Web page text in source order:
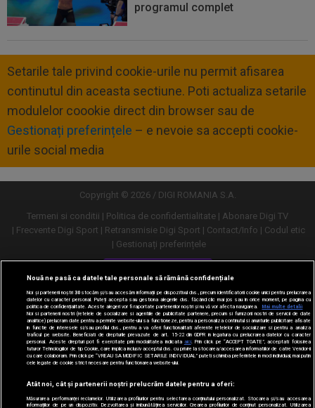
programul complet
Setarile tale privind cookie-urile nu permit afisarea
continutul din aceasta sectiune. Poti actualiza setarile
modulelor coookie direct din browser sau de
Gestionați preferințele – e nevoie sa accepti cookie-
urile social media
Copyright © 2026 / DIGI ROMANIA S.A.
Termeni si conditii
Politica de confidentialitate
Abonare Digi TV
Frecvente Digi Sport
Retransmisie Digi Sport Contact/Info
Codul etic
Gestionați preferințele
Versiune desktop
Nouă ne pasă ca datele tale personale să rămână confidențiale
Noi și partenerii noștri30stocăm și/sau accesăm informații pe dispozitivul dvs., precum identificatorii cookie unici pentru prelucrarea
datelor cu caracter personal. Puteți accepta sau gestiona alegerile dvs. făcând clic mai jos sau în orice moment, pe pagina cu
politica de confidențialitate. Aceste alegeri vor fi raportate partenerilor noștri și nu vă vor afecta navigarea.
Mai multe detalii
Noi si partenerii nostri (retelele de socializare si agentiile de publicitate partenere, precum si furnizorii nostri de servicii de date
analitice) prelucram date pentru a permite website-ului sa functioneze, pentru a personaliza continutul si anunturile publicitare afisate
in functie de interesele si/sau profilul dvs., pentru a va oferi functionalitati aferente retelelor de socializare si pentru a analiza
traficul pe website. Beneficiati de drepturile prevazute de art. 15-22 din GDPR in legatura cu prelucrarea datelor cu caracter
personal. Aceste drepturi pot fi exercitate prin modalitatea indicata aici. Prin click pe “ACCEPT TOATE”, acceptati folosirea
tuturor Tehnologiilor de tip Cookie, care implica inclusiv acceptul dvs. cu privire la stocarea/accesarea informatiilor de catre Vendor-ii
cu care colaboram. Prin click pe “VREAU SA MODIFIC SETARILE INDIVIDUAL” puteti schimba preferintele in mod individual, mai putin
cele legate de cookie strict necesare pentru functionarea website-ului.
Atât noi, cât și partenerii noștri prelucrăm datele pentru a oferi:
Măsurarea performanței reclamelor. Utilizarea profilurilor pentru selectarea conținutului personalizat. Stocarea și/sau accesarea
informațiilor de pe un dispozitiv. Dezvoltarea și îmbunătățirea serviciilor. Crearea profilurilor de conținut personalizat. Utilizarea